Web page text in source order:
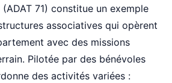
71) constitue un exemple
associatives qui opèrent
avec des missions
Pilotée par des bénévoles
des activités variées :